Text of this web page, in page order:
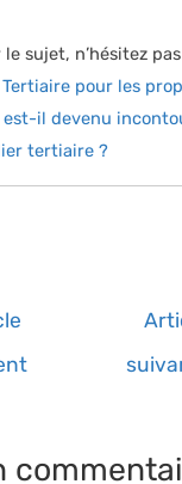
sujet, n’hésitez
pour les
il devenu
tertiaire ?